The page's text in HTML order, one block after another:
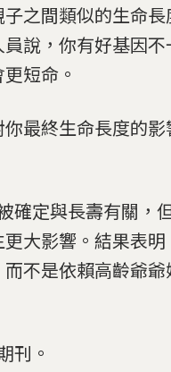
之間類似的生命長
說，你有好基因不
短命。
最終生命長度的影
確定與長壽有關，
大影響。結果表明
不是依賴高齡爺爺
刊。